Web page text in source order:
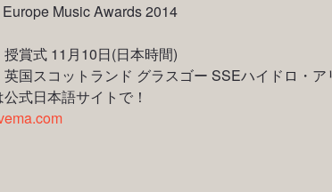
Music Awards 2014
賞式 11月10日(日本時間)
英国スコットランド グラスゴー SSEハイドロ・ア
式日本語サイトで！